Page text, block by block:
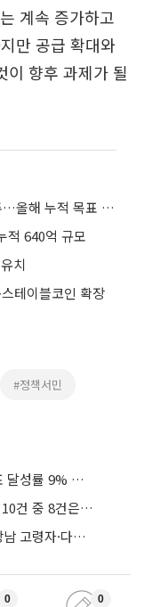
계속 증가하고
만 공급 확대와
이 향후 과제가 될
GS건설, 수도권 도시정비 8425억 수주…올해 누적 목표 8조원
적 640억 규모
치
테이블코인 확장
#정책서민
미소금융 신상품 석 달⋯생계자금 목표 달성률 9% 그쳐
회수 포기한 돈 1조2000억⋯추정손실 10건 중 8건은 기업대출
세제 개편에 복잡해진 자산가 셈법⋯강남 고령자·다주택자 ‘자산재편 고심’
0 0